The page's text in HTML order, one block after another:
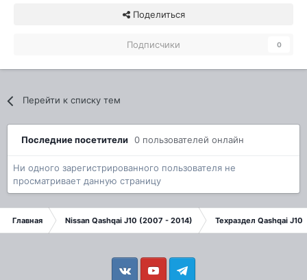
Поделиться
Подписчики 0
Перейти к списку тем
Последние посетители 0 пользователей онлайн
Ни одного зарегистрированного пользователя не
просматривает данную страницу
Главная Nissan Qashqai J10 (2007 - 2014) Техраздел Qashqai J10